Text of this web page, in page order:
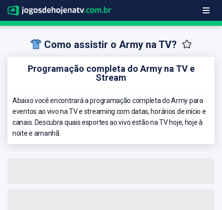
Como assistir o Army na TV?
Programação completa do Army na TV e
Stream
Abaixo você encontrará a programação completa do Army para
eventos ao vivo na TV e streaming com datas, horários de início e
canais. Descubra quais esportes ao vivo estão na TV hoje, hoje à
noite e amanhã.